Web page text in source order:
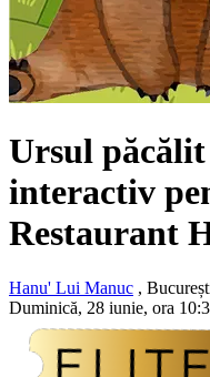
Ursul
interactiv
Restaurant
Hanu' Lui Manuc ,
Duminică, 28 iunie, ora